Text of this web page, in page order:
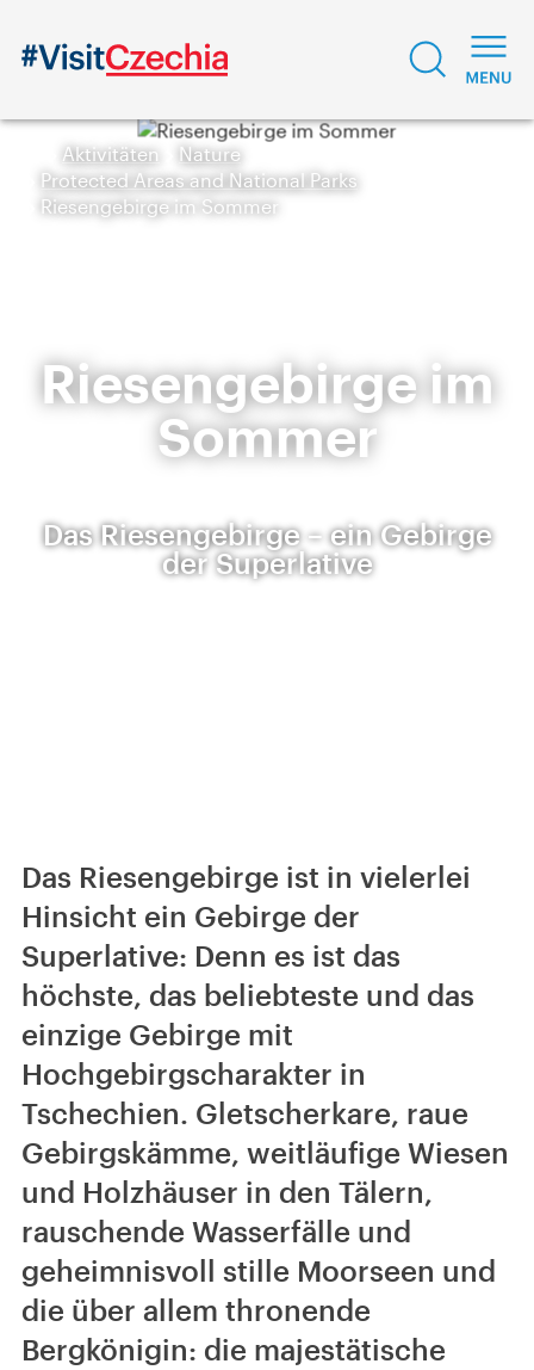
Aktivitäten
Nature
Protected Areas and National Parks
Riesengebirge im Sommer
Riesengebirge im
Sommer
Das Riesengebirge – ein Gebirge
der Superlative
Das Riesengebirge ist in vielerlei
Hinsicht ein Gebirge der
Superlative: Denn es ist das
höchste, das beliebteste und das
einzige Gebirge mit
Hochgebirgscharakter in
Tschechien. Gletscherkare, raue
Gebirgskämme, weitläufige Wiesen
und Holzhäuser in den Tälern,
rauschende Wasserfälle und
geheimnisvoll stille Moorseen und
die über allem thronende
Bergkönigin: die majestätische